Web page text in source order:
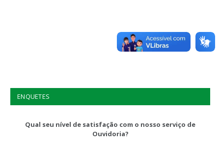
ENQUETES
Qual seu nível de satisfação com o nosso serviço de
Ouvidoria?